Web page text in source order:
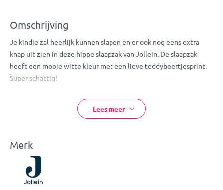
Omschrijving
Je kindje zal heerlijk kunnen slapen en er ook nog eens extra
knap uit zien in deze hippe slaapzak van Jollein. De slaapzak
heeft een mooie witte kleur met een lieve teddybeertjesprint.
Super schattig!
mouwtjes, zo pas je hem eenvoudig aan het seizoen aan: lekker
warm met een TOG-waarde van 3.5 voor de koude winterdagen,
in de lente en het najaar.
Het slaapzakje is wasbaar op 40 °C graden, maar kan niet in de
droger. Een slaapzak moet goed passen voor de veiligheid, dus
kies altijd de maat die past bij de lengte van je baby.
Lees meer
Merk